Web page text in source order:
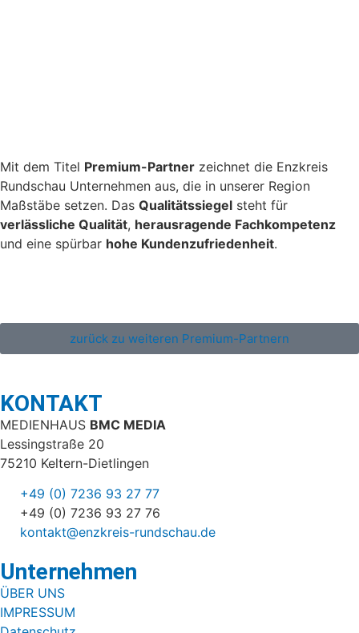
Mit dem Titel Premium-Partner zeichnet die Enzkreis
Rundschau Unternehmen aus, die in unserer Region
Maßstäbe setzen. Das Qualitätssiegel steht für
verlässliche Qualität, herausragende Fachkompetenz
und eine spürbar hohe Kundenzufriedenheit.
zurück zu weiteren Premium-Partnern
KONTAKT
MEDIENHAUS BMC MEDIA
Lessingstraße 20
75210 Keltern-Dietlingen
+49 (0) 7236 93 27 77
+49 (0) 7236 93 27 76
kontakt@enzkreis-rundschau.de
Unternehmen
ÜBER UNS
IMPRESSUM